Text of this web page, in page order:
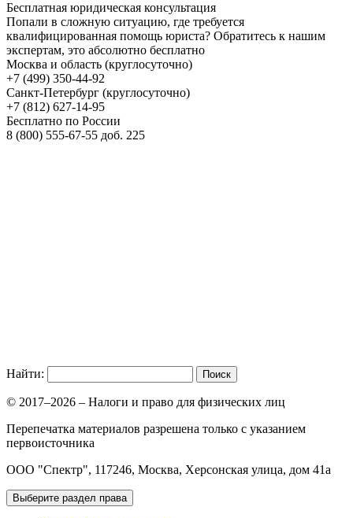
Бесплатная юридическая консультация
Попали в сложную ситуацию, где требуется
квалифицированная помощь юриста? Обратитесь к нашим
экспертам, это абсолютно бесплатно
Москва и область (круглосуточно)
+7 (499) 350-44-92
Санкт-Петербург (круглосуточно)
+7 (812) 627-14-95
Бесплатно по России
8 (800) 555-67-55 доб. 225
Найти:
© 2017–2026 – Налоги и право для физических лиц
Перепечатка материалов разрешена только с указанием
первоисточника
ООО "Спектр", 117246, Москва, Херсонская улица, дом 41а
Выберите раздел права